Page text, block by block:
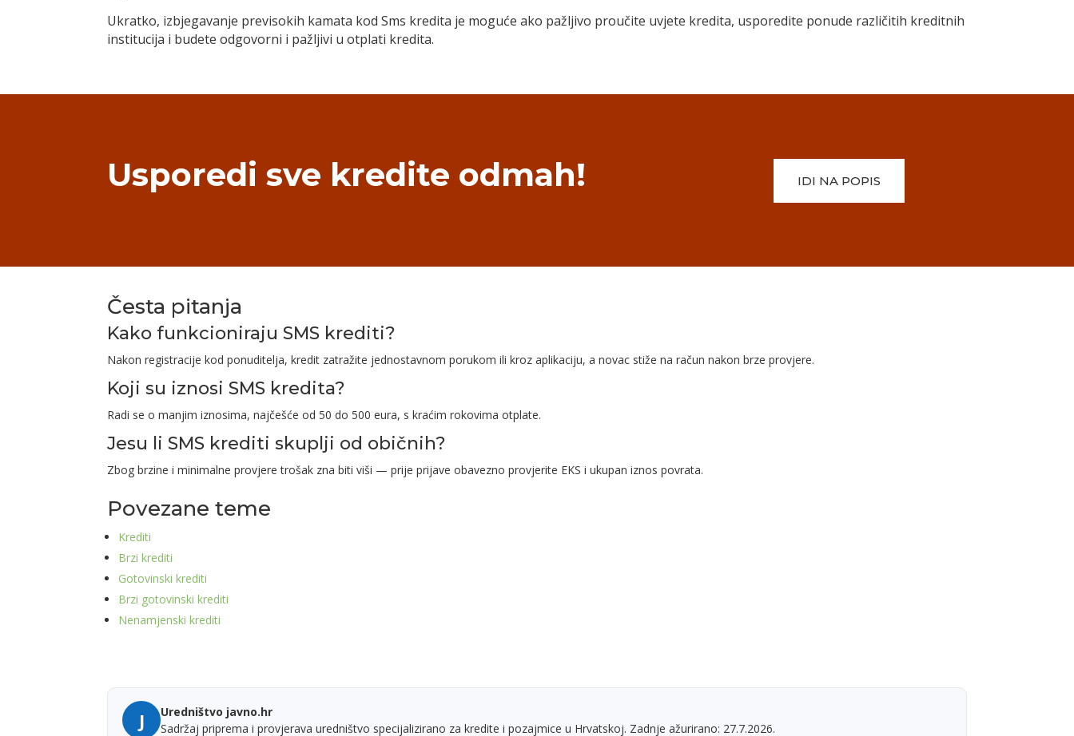
Ukratko, izbjegavanje previsokih kamata kod Sms kredita je moguće ako pažljivo proučite uvjete kredita, usporedite ponude različitih kreditnih
institucija i budete odgovorni i pažljivi u otplati kredita.
Usporedi sve kredite odmah! IDI NA POPIS
Česta pitanja
Kako funkcioniraju SMS krediti?
Nakon registracije kod ponuditelja, kredit zatražite jednostavnom porukom ili kroz aplikaciju, a novac stiže na račun nakon brze provjere.
Koji su iznosi SMS kredita?
Radi se o manjim iznosima, najčešće od 50 do 500 eura, s kraćim rokovima otplate.
Jesu li SMS krediti skuplji od običnih?
Zbog brzine i minimalne provjere trošak zna biti viši — prije prijave obavezno provjerite EKS i ukupan iznos povrata.
Povezane teme
Krediti
Brzi krediti
Gotovinski krediti
Brzi gotovinski krediti
Nenamjenski krediti
J
Uredništvo javno.hr
Sadržaj priprema i provjerava uredništvo specijalizirano za kredite i pozajmice u Hrvatskoj. Zadnje ažurirano: 27.7.2026.